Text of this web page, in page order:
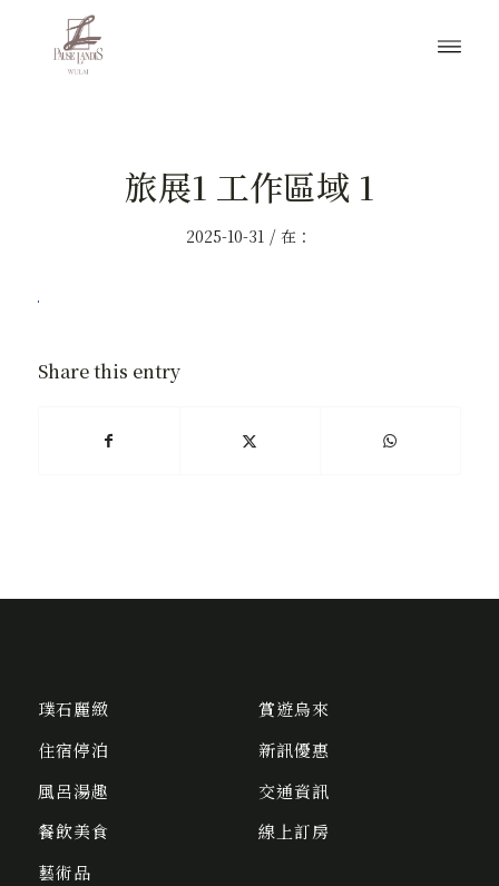
旅展1 工作區域 1
2025-10-31 / 在：
Share this entry
璞石麗緻
住宿停泊
風呂湯趣
餐飲美食
藝術品
賞遊烏來
新訊優惠
交通資訊
線上訂房